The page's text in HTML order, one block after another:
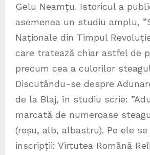
Gelu Neamțu. Istoricul a
asemenea un studiu amplu,
Naționale din Timpul
care tratează chiar astfel de
precum cea a culorilor
Discutându-se despre
de la Blaj, în studiu scrie:
marcată de numeroase
(roșu, alb, albastru). Pe ele
inscripții: Virtutea Română